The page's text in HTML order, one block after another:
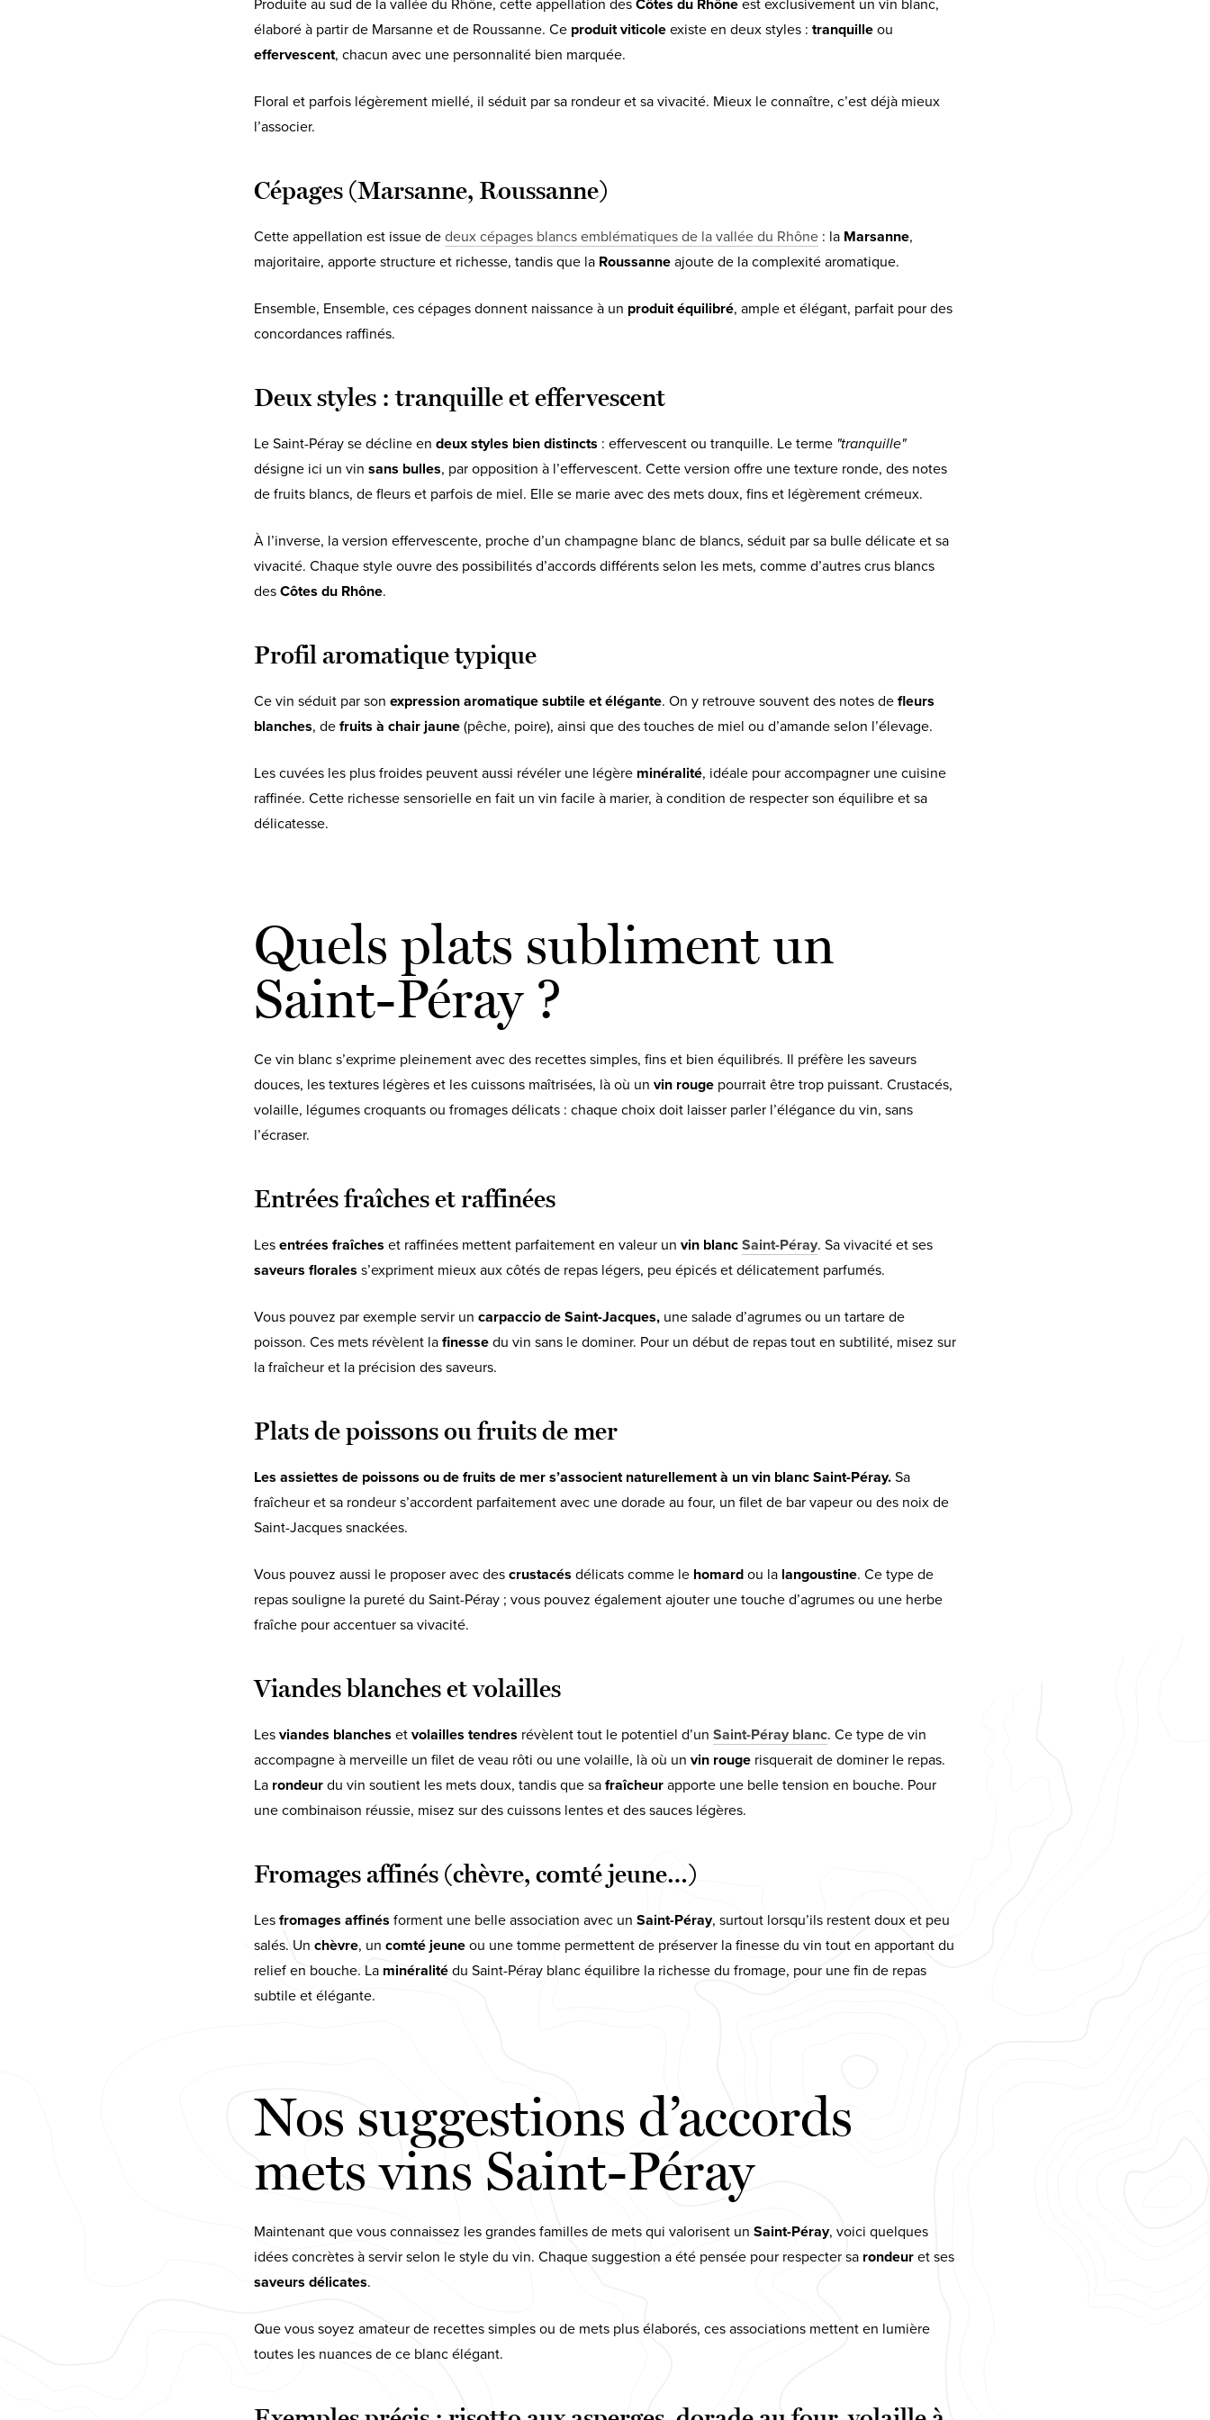
Produite au sud de la vallée du Rhône, cette appellation des Côtes du Rhône est exclusivement un vin blanc,
élaboré à partir de Marsanne et de Roussanne. Ce produit viticole existe en deux styles : tranquille ou
effervescent, chacun avec une personnalité bien marquée.
Floral et parfois légèrement miellé, il séduit par sa rondeur et sa vivacité. Mieux le connaître, c’est déjà mieux
l’associer.
Cépages (Marsanne, Roussanne)
Cette appellation est issue de deux cépages blancs emblématiques de la vallée du Rhône : la Marsanne,
majoritaire, apporte structure et richesse, tandis que la Roussanne ajoute de la complexité aromatique.
Ensemble, Ensemble, ces cépages donnent naissance à un produit équilibré, ample et élégant, parfait pour des
concordances raffinés.
Deux styles : tranquille et effervescent
Le Saint-Péray se décline en deux styles bien distincts : effervescent ou tranquille. Le terme "tranquille"
désigne ici un vin sans bulles, par opposition à l’effervescent. Cette version offre une texture ronde, des notes
de fruits blancs, de fleurs et parfois de miel. Elle se marie avec des mets doux, fins et légèrement crémeux.
À l’inverse, la version effervescente, proche d’un champagne blanc de blancs, séduit par sa bulle délicate et sa
vivacité. Chaque style ouvre des possibilités d’accords différents selon les mets, comme d’autres crus blancs
des Côtes du Rhône.
Profil aromatique typique
Ce vin séduit par son expression aromatique subtile et élégante. On y retrouve souvent des notes de fleurs
blanches, de fruits à chair jaune (pêche, poire), ainsi que des touches de miel ou d’amande selon l’élevage.
Les cuvées les plus froides peuvent aussi révéler une légère minéralité, idéale pour accompagner une cuisine
raffinée. Cette richesse sensorielle en fait un vin facile à marier, à condition de respecter son équilibre et sa
délicatesse.
Quels plats subliment un
Saint-Péray ?
Ce vin blanc s’exprime pleinement avec des recettes simples, fins et bien équilibrés. Il préfère les saveurs
douces, les textures légères et les cuissons maîtrisées, là où un vin rouge pourrait être trop puissant. Crustacés,
volaille, légumes croquants ou fromages délicats : chaque choix doit laisser parler l’élégance du vin, sans
l’écraser.
Entrées fraîches et raffinées
Les entrées fraîches et raffinées mettent parfaitement en valeur un vin blanc Saint-Péray. Sa vivacité et ses
saveurs florales s’expriment mieux aux côtés de repas légers, peu épicés et délicatement parfumés.
Vous pouvez par exemple servir un carpaccio de Saint-Jacques, une salade d’agrumes ou un tartare de
poisson. Ces mets révèlent la finesse du vin sans le dominer. Pour un début de repas tout en subtilité, misez sur
la fraîcheur et la précision des saveurs.
Plats de poissons ou fruits de mer
Les assiettes de poissons ou de fruits de mer s’associent naturellement à un vin blanc Saint-Péray. Sa
fraîcheur et sa rondeur s’accordent parfaitement avec une dorade au four, un filet de bar vapeur ou des noix de
Saint-Jacques snackées.
Vous pouvez aussi le proposer avec des crustacés délicats comme le homard ou la langoustine. Ce type de
repas souligne la pureté du Saint-Péray ; vous pouvez également ajouter une touche d’agrumes ou une herbe
fraîche pour accentuer sa vivacité.
Viandes blanches et volailles
Les viandes blanches et volailles tendres révèlent tout le potentiel d’un Saint-Péray blanc. Ce type de vin
accompagne à merveille un filet de veau rôti ou une volaille, là où un vin rouge risquerait de dominer le repas.
La rondeur du vin soutient les mets doux, tandis que sa fraîcheur apporte une belle tension en bouche. Pour
une combinaison réussie, misez sur des cuissons lentes et des sauces légères.
Fromages affinés (chèvre, comté jeune…)
Les fromages affinés forment une belle association avec un Saint-Péray, surtout lorsqu’ils restent doux et peu
salés. Un chèvre, un comté jeune ou une tomme permettent de préserver la finesse du vin tout en apportant du
relief en bouche. La minéralité du Saint-Péray blanc équilibre la richesse du fromage, pour une fin de repas
subtile et élégante.
Nos suggestions d’accords
mets vins Saint-Péray
Maintenant que vous connaissez les grandes familles de mets qui valorisent un Saint-Péray, voici quelques
idées concrètes à servir selon le style du vin. Chaque suggestion a été pensée pour respecter sa rondeur et ses
saveurs délicates.
Que vous soyez amateur de recettes simples ou de mets plus élaborés, ces associations mettent en lumière
toutes les nuances de ce blanc élégant.